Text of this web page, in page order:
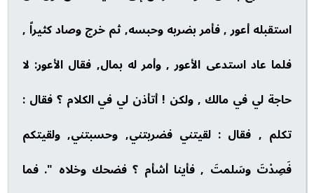
استقبله أعور , فأمر بضربه وحبسه, ثم خرج وصاد كثيراً ,
فلما عاد استدعى الأعور , وأمر له بمال, فقال الأعور: لا
حاجة لي في مالك , ولكن ! أتأذن لي في الكلام ؟ فقال :
تكلم , فقال : لقيتني فضربتني, وحسبتني, ولقيتكم
فَصِدْتَ وسَلمتَ , فأينا أشأم ؟ فضحك وخلاه ". فما